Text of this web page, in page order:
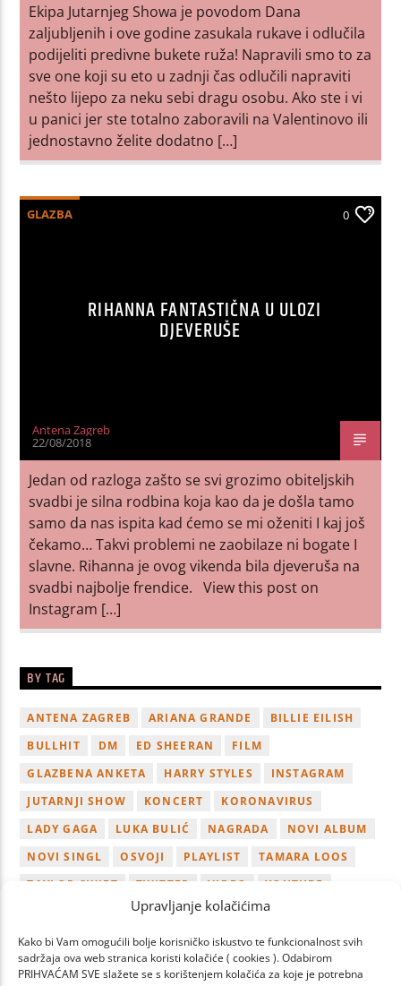
Upravljanje kolačićima
Kako bi Vam omogućili bolje korisničko iskustvo te funkcionalnost svih
sadržaja ova web stranica koristi kolačiće ( cookies ). Odabirom
PRIHVAĆAM SVE slažete se s korištenjem kolačića za koje je potrebna
Ekipa Jutarnjeg Showa je povodom Dana
zaljubljenih i ove godine zasukala rukave i odlučila
podijeliti predivne bukete ruža! Napravili smo to za
sve one koji su eto u zadnji čas odlučili napraviti
nešto lijepo za neku sebi dragu osobu. Ako ste i vi
u panici jer ste totalno zaboravili na Valentinovo ili
jednostavno želite dodatno […]
GLAZBA 0
RIHANNA FANTASTIČNA U ULOZI
DJEVERUŠE
Antena Zagreb
22/08/2018
Jedan od razloga zašto se svi grozimo obiteljskih
svadbi je silna rodbina koja kao da je došla tamo
samo da nas ispita kad ćemo se mi oženiti I kaj još
čekamo… Takvi problemi ne zaobilaze ni bogate I
slavne. Rihanna je ovog vikenda bila djeveruša na
svadbi najbolje frendice. View this post on
Instagram […]
BY TAG
ANTENA ZAGREB ARIANA GRANDE
BILLIE EILISH
BULLHIT
DM ED SHEERAN
FILM
GLAZBENA ANKETA
HARRY STYLES
INSTAGRAM
JUTARNJI SHOW
KONCERT
KORONAVIRUS
LADY GAGA
LUKA BULIĆ NAGRADA
NOVI ALBUM
NOVI SINGL
OSVOJI PLAYLIST
TAMARA LOOS
TAYLOR SWIFT
TWITTER VIDEO
YOUTUBE